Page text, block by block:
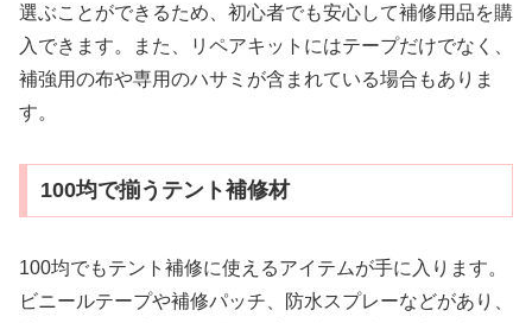
選ぶことができるため、初心者でも安心して補修用品を購
入できます。また、リペアキットにはテープだけでなく、
補強用の布や専用のハサミが含まれている場合もありま
す。
100均で揃うテント補修材
100均でもテント補修に使えるアイテムが手に入ります。
ビニールテープや補修パッチ、防水スプレーなどがあり、